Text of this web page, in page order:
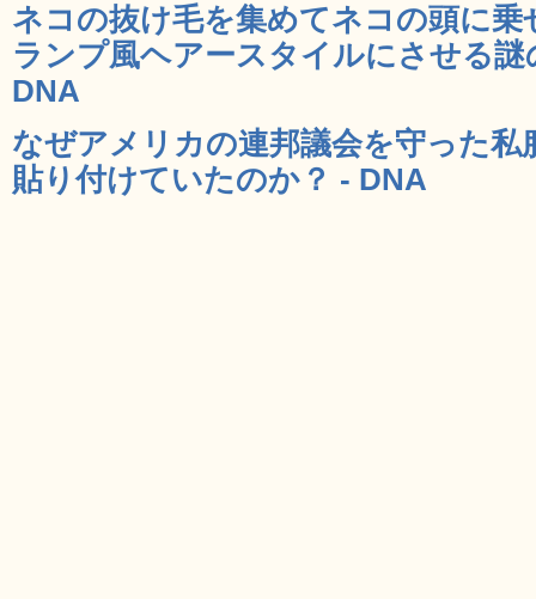
ネコの抜け毛を集めてネコの頭に
ランプ風ヘアースタイルにさせる
DNA
なぜアメリカの連邦議会を守った私
貼り付けていたのか？ - DNA